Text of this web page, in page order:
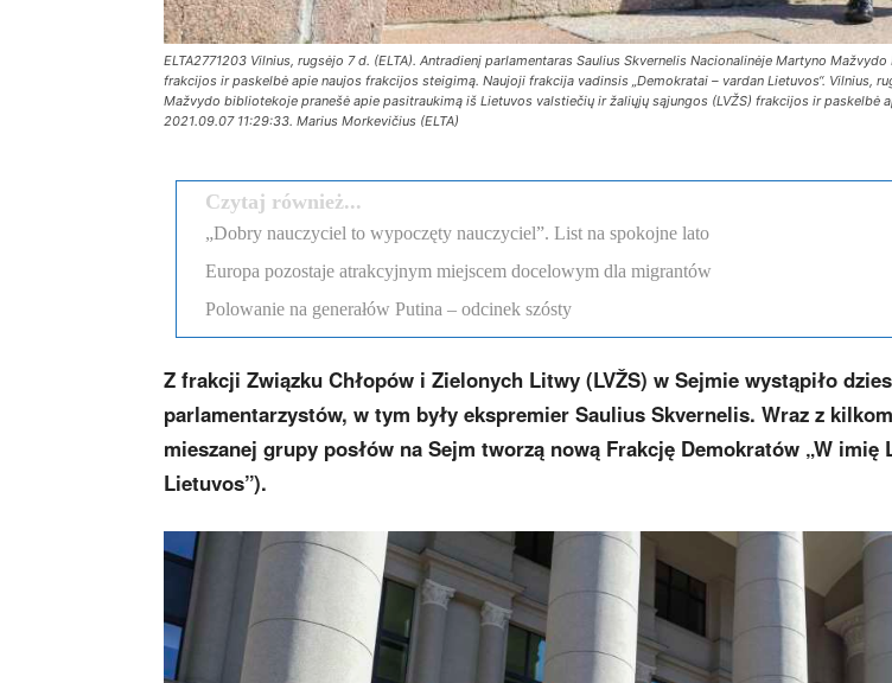
ELTA2771203 Vilnius, rugsėjo 7 d. (ELTA). Antradienį parlamentaras Saulius Skvernelis Nacionalinėje Martyno
frakcijos ir paskelbė apie naujos frakcijos steigimą. Naujoji frakcija vadinsis „Demokratai – vardan Lietuvos“. Vilnius,
Mažvydo bibliotekoje pranešė apie pasitraukimą iš Lietuvos valstiečių ir žaliųjų sąjungos (LVŽS) frakcijos ir paskelbė
2021.09.07 11:29:33. Marius Morkevičius (ELTA)
Czytaj również...
„Dobry nauczyciel to wypoczęty nauczyciel”. List na spokojne lato
Europa pozostaje atrakcyjnym miejscem docelowym dla migrantów
Polowanie na generałów Putina – odcinek szósty
Z frakcji Związku Chłopów i Zielonych Litwy (LVŽS) w Sejmie wystąpiło
parlamentarzystów, w tym były ekspremier Saulius Skvernelis. Wraz z
mieszanej grupy posłów na Sejm tworzą nową Frakcję Demokratów „W imię
Lietuvos”).